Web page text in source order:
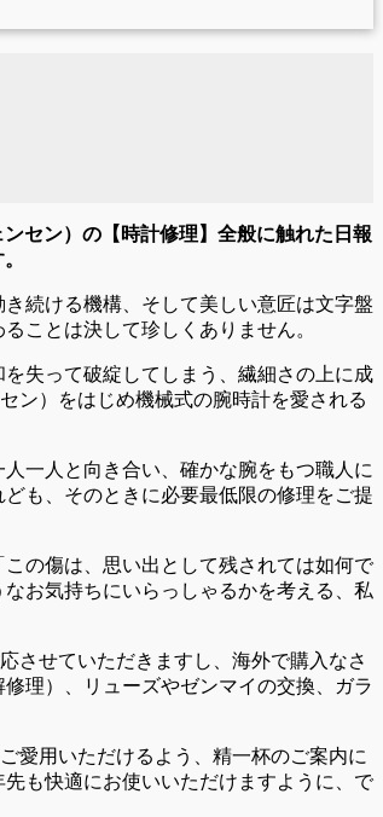
セン）の【時計修理】全般に触れた日報
続ける機構、そして美しい意匠は文字盤
ことは決して珍しくありません。
失って破綻してしまう、繊細さの上に成
ン）をはじめ機械式の腕時計を愛される
一人と向き合い、確かな腕をもつ職人に
も、そのときに必要最低限の修理をご提
の傷は、思い出として残されては如何で
お気持ちにいらっしゃるかを考える、私
させていただきますし、海外で購入なさ
理）、リューズやゼンマイの交換、ガラ
愛用いただけるよう、精一杯のご案内に
も快適にお使いいただけますように、で